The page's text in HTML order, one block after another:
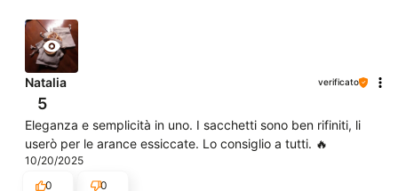
Natalia verificato
5
Eleganza e semplicità in uno. I sacchetti sono ben rifiniti, li
userò per le arance essiccate. Lo consiglio a tutti. 🔥
10/20/2025
0
0